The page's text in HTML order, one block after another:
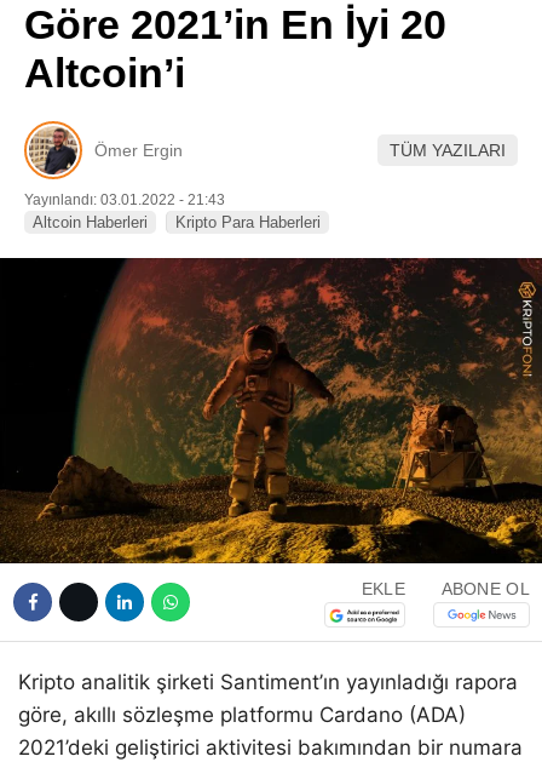
Pinterest
Göre 2021’in En İyi 20
Altcoin’i
Ömer Ergin TÜM YAZILARI
Yayınlandı: 03.01.2022 - 21:43
Altcoin Haberleri Kripto Para Haberleri
EKLE ABONE OL
Kripto analitik şirketi Santiment’ın yayınladığı rapora
göre, akıllı sözleşme platformu Cardano (ADA)
2021’deki geliştirici aktivitesi bakımından bir numara